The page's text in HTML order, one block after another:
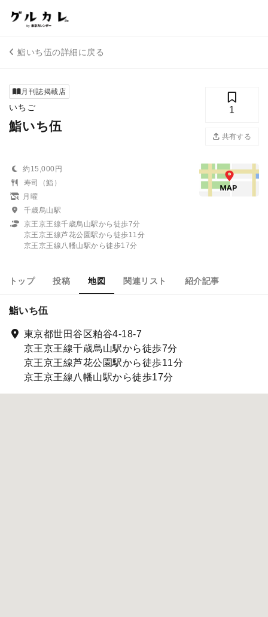
鮨いち伍の詳細に戻る
月刊誌掲載店
いちご
鮨いち伍
1
共有する
約15,000円
寿司（鮨）
月曜
千歳烏山駅
京王京王線千歳烏山駅から徒歩7分
京王京王線芦花公園駅から徒歩11分
京王京王線八幡山駅から徒歩17分
トップ 投稿 地図 関連リスト 紹介記事
鮨いち伍
東京都世田谷区粕谷4-18-7
京王京王線千歳烏山駅から徒歩7分
京王京王線芦花公園駅から徒歩11分
京王京王線八幡山駅から徒歩17分